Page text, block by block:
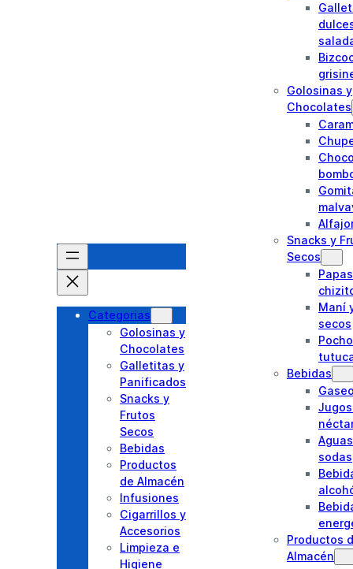
Categorias
Golosinas y
Chocolates
Galletitas y
Panificados
Snacks y
Frutos
Secos
Bebidas
Productos
de Almacén
Infusiones
Cigarrillos y
Accesorios
Limpieza e
Higiene
Golosinas y
Chocolates
Snacks y
Secos
Maní
secos
Bebidas
sodas
Productos
Almacén